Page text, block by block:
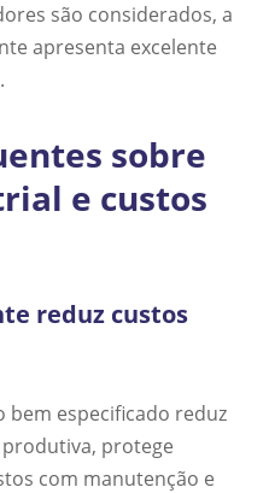
são considerados, a
apresenta excelente
sobre
e custos
reduz custos
bem especificado reduz
protege
com manutenção e